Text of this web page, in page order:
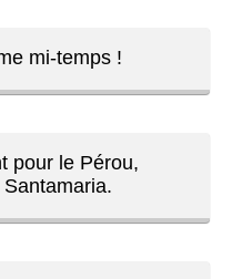
mi-temps !
pour le Pérou,